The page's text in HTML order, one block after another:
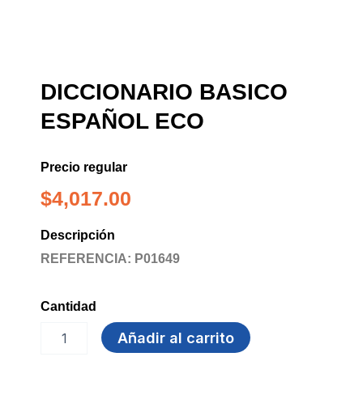
DICCIONARIO BASICO
ESPAÑOL ECO
Precio regular
$4,017.00
Descripción
REFERENCIA: P01649
Cantidad
DICCIONARIO
BASICO
Añadir al carrito